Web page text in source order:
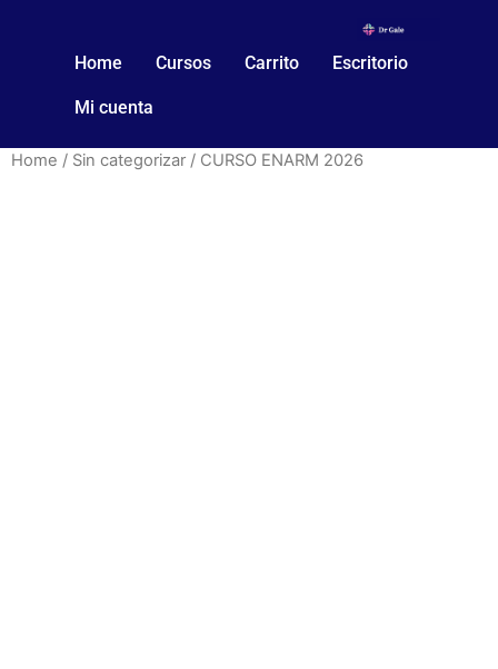
Home Cursos Carrito Escritorio
Mi cuenta
Home / Sin categorizar / CURSO ENARM 2026